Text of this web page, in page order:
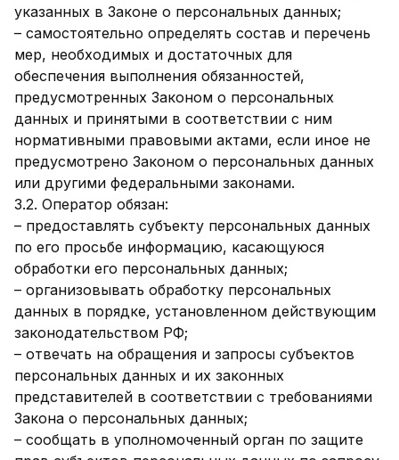
указанных в Законе о персональных данных;
– самостоятельно определять состав и перечень
мер, необходимых и достаточных для
обеспечения выполнения обязанностей,
предусмотренных Законом о персональных
данных и принятыми в соответствии с ним
нормативными правовыми актами, если иное не
предусмотрено Законом о персональных данных
или другими федеральными законами.
3.2. Оператор обязан:
– предоставлять субъекту персональных данных
по его просьбе информацию, касающуюся
обработки его персональных данных;
– организовывать обработку персональных
данных в порядке, установленном действующим
законодательством РФ;
– отвечать на обращения и запросы субъектов
персональных данных и их законных
представителей в соответствии с требованиями
Закона о персональных данных;
– сообщать в уполномоченный орган по защите